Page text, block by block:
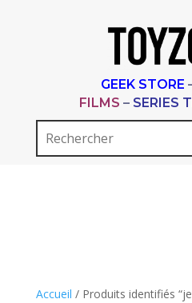
GEEK STORE
FILMS – SERIES
Accueil / Produits identifiés